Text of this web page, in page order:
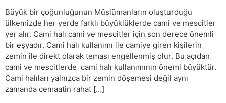
Büyük bir çoğunluğunun Müslümanların oluşturduğu
ülkemizde her yerde farklı büyüklüklerde cami ve mescitler
yer alır. Cami halı cami ve mescitler için son derece önemli
bir eşyadır. Cami halı kullanımı ile camiye giren kişilerin
zemin ile direkt olarak teması engellenmiş olur. Bu açıdan
cami ve mescitlerde cami halı kullanımının önemi büyüktür.
Cami halıları yalnızca bir zemin döşemesi değil aynı
zamanda cemaatin rahat […]